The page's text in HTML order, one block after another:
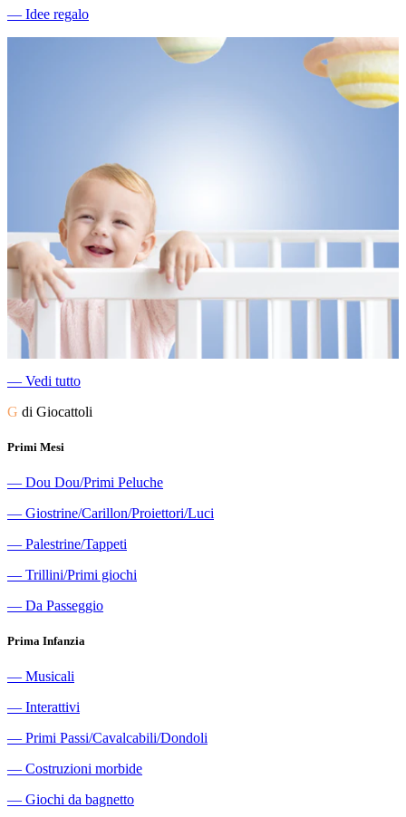
― Idee regalo
― Vedi tutto
G di Giocattoli
Primi Mesi
― Dou Dou/Primi Peluche
― Giostrine/Carillon/Proiettori/Luci
― Palestrine/Tappeti
― Trillini/Primi giochi
― Da Passeggio
Prima Infanzia
― Musicali
― Interattivi
― Primi Passi/Cavalcabili/Dondoli
― Costruzioni morbide
― Giochi da bagnetto